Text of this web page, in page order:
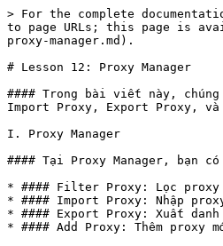
> For the complete
to page URLs; this page is
proxy-manager.md).
# Lesson 12: Proxy Manager
#### Trong bài viết này,
Import Proxy, Export Proxy,
I. Proxy Manager
#### Tại Proxy Manager, bạn
* #### Filter Proxy: Lọc
* #### Import Proxy: Nhập
* #### Export Proxy: Xuất
* #### Add Proxy: Thêm proxy